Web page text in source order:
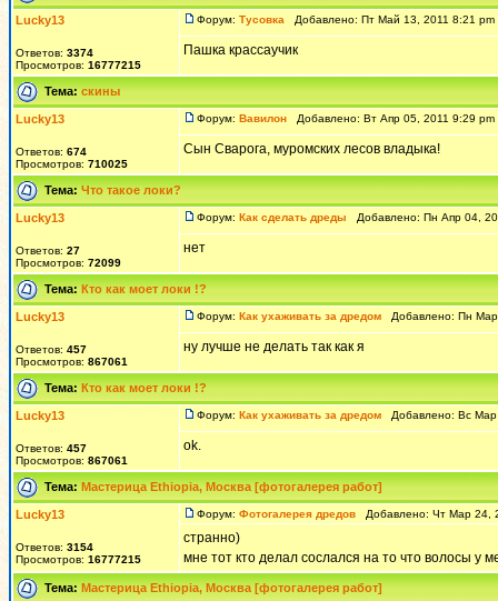
Lucky13
Ответов: 3374
Просмотров: 16777215
Форум: Тусовка Добавлено: Пт Май 13, 2011 8:21
Пашка крассаучик
Тема: скины
Lucky13
Ответов: 674
Просмотров: 710025
Форум: Вавилон Добавлено: Вт Апр 05, 2011 9:29
Сын Сварога, муромских лесов владыка!
Тема: Что такое локи?
Lucky13
Ответов: 27
Просмотров: 72099
Форум: Как сделать дреды Добавлено: Пн Апр 04,
нет
Тема: Кто как моет локи !?
Lucky13
Ответов: 457
Просмотров: 867061
Форум: Как ухаживать за дредом Добавлено: Пн
ну лучше не делать так как я
Тема: Кто как моет локи !?
Lucky13
Ответов: 457
Просмотров: 867061
Форум: Как ухаживать за дредом Добавлено: Вс
ok.
Тема: Мастерица Ethiopia, Москва [фотогалерея работ]
Lucky13
Ответов: 3154
Просмотров: 16777215
Форум: Фотогалерея дредов Добавлено: Чт Мар 24,
странно)
мне тот кто делал сослался на то что волосы у
Тема: Мастерица Ethiopia, Москва [фотогалерея работ]